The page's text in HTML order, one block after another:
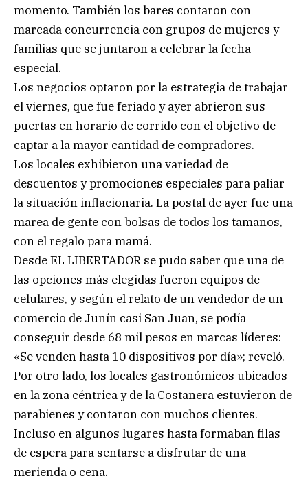
momento. También los bares contaron con
marcada concurrencia con grupos de mujeres y
familias que se juntaron a celebrar la fecha
especial.
Los negocios optaron por la estrategia de trabajar
el viernes, que fue feriado y ayer abrieron sus
puertas en horario de corrido con el objetivo de
captar a la mayor cantidad de compradores.
Los locales exhibieron una variedad de
descuentos y promociones especiales para paliar
la situación inflacionaria. La postal de ayer fue una
marea de gente con bolsas de todos los tamaños,
con el regalo para mamá.
Desde EL LIBERTADOR se pudo saber que una de
las opciones más elegidas fueron equipos de
celulares, y según el relato de un vendedor de un
comercio de Junín casi San Juan, se podía
conseguir desde 68 mil pesos en marcas líderes:
«Se venden hasta 10 dispositivos por día»; reveló.
Por otro lado, los locales gastronómicos ubicados
en la zona céntrica y de la Costanera estuvieron de
parabienes y contaron con muchos clientes.
Incluso en algunos lugares hasta formaban filas
de espera para sentarse a disfrutar de una
merienda o cena.